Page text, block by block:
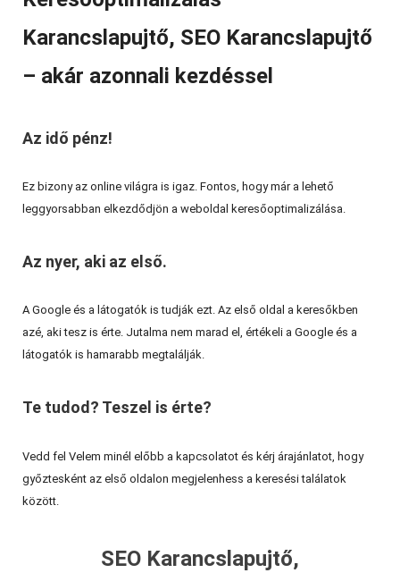
Karancslapujtő, SEO Karancslapujtő
– akár azonnali kezdéssel
Az idő pénz!
Ez bizony az online világra is igaz. Fontos, hogy már a lehető
leggyorsabban elkezdődjön a weboldal keresőoptimalizálása.
Az nyer, aki az első.
A Google és a látogatók is tudják ezt. Az első oldal a keresőkben
azé, aki tesz is érte. Jutalma nem marad el, értékeli a Google és a
látogatók is hamarabb megtalálják.
Te tudod? Teszel is érte?
Vedd fel Velem minél előbb a kapcsolatot és kérj árajánlatot, hogy
győztesként az első oldalon megjelenhess a keresési találatok
között.
SEO Karancslapujtő,